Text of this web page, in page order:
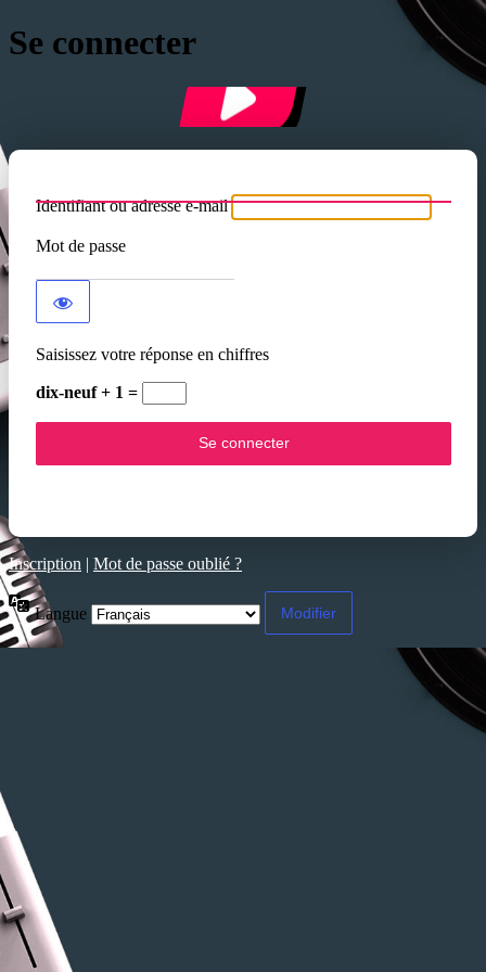
Se connecter
Identifiant ou adresse e-mail
Mot de passe
Saisissez votre réponse en chiffres
dix-neuf + 1 =
Inscription | Mot de passe oublié ?
Langue